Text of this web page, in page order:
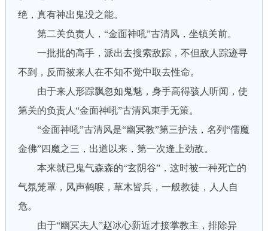
绝，真有神出鬼没之能。
第二关负责人，“金面神吼”古清风，坐镇关前。
一批批的高手，派出去搜索敌踪，不但敌人踪迹寻
不到，反而被来人在不知不觉中取去性命。
由于来人形踪飘忽如鬼魅，身手高得骇人听闻，使
第关的负责人“金面神吼”古清风束手无策。
“金面神吼”古清风是“幽冥教”第三护法，名列“儒魔
金佛”四魔之三，出道以来，第一次逢上劲敌。
本来就已鬼气森森的“玄阴谷”，这时被一种死亡的
气氛笼罩，风声鹤唳，草木皆兵，一般教徒，人人自
危。
由于“幽冥夫人”赵冰心新近才接掌教主，排除异